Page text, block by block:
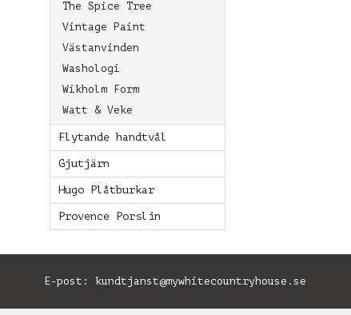
The Spice Tree
Vintage Paint
Västanvinden
Washologi
Wikholm Form
Watt & Veke
Flytande handtvål
Gjutjärn
Hugo Plåtburkar
Provence Porslin
E-post: kundtjanst@mywhitecountryhouse.se